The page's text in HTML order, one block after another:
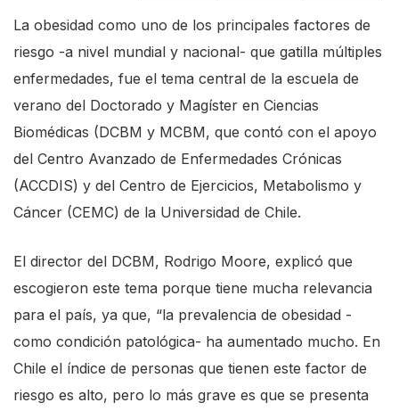
La obesidad como uno de los principales factores de
riesgo -a nivel mundial y nacional- que gatilla múltiples
enfermedades, fue el tema central de la escuela de
verano del Doctorado y Magíster en Ciencias
Biomédicas (DCBM y MCBM, que contó con el apoyo
del Centro Avanzado de Enfermedades Crónicas
(ACCDIS) y del Centro de Ejercicios, Metabolismo y
Cáncer (CEMC) de la Universidad de Chile.
El director del DCBM, Rodrigo Moore, explicó que
escogieron este tema porque tiene mucha relevancia
para el país, ya que, “la prevalencia de obesidad -
como condición patológica- ha aumentado mucho. En
Chile el índice de personas que tienen este factor de
riesgo es alto, pero lo más grave es que se presenta